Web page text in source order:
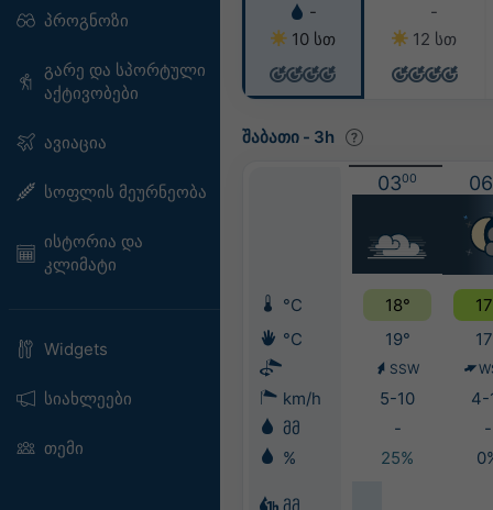
პროგნოზი
გარე და სპორტული
აქტივობები
ავიაცია
სოფლის მეურნეობა
ისტორია და
კლიმატი
Widgets
სიახლეები
თემი
-
10 სთ
-
12 სთ
შაბათი - 3h
0300 06
°C 18°
°C
19°
SSW
km/h 5-10
4-
მმ
-
-
%
25%